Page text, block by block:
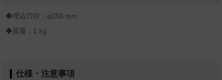
◆埋込穴径：φ250 mm
◆質量：1 kg
仕様・注意事項